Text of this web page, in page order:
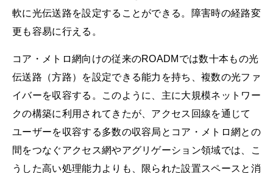
軟に光伝送路を設定することができる。障害時の経路変
更も容易に行える。
コア・メトロ網向けの従来のROADMでは数十本もの光
伝送路（方路）を設定できる能力を持ち、複数の光ファ
イバーを収容する。このように、主に大規模ネットワー
クの構築に利用されてきたが、アクセス回線を通じて
ユーザーを収容する多数の収容局とコア・メトロ網との
間をつなぐアクセス網やアグリゲーション領域では、こ
うした高い処理能力よりも、限られた設置スペースと消